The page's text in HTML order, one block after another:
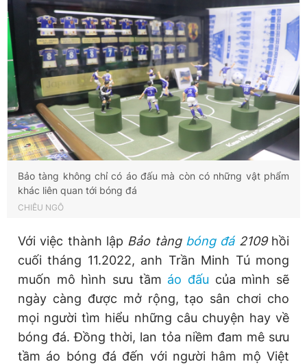
Bảo tàng không chỉ có áo đấu mà còn có những vật phẩm
khác liên quan tới bóng đá
CHIÊU NGÔ
Với việc thành lập Bảo tàng bóng đá2109hồi
cuối tháng 11.2022, anh Trần Minh Tú mong
muốn mô hình sưu tầm áo đấu của mình sẽ
ngày càng được mở rộng, tạo sân chơi cho
mọi người tìm hiểu những câu chuyện hay về
bóng đá. Đồng thời, lan tỏa niềm đam mê sưu
tầm áo bóng đá đến với người hâm mộ Việt